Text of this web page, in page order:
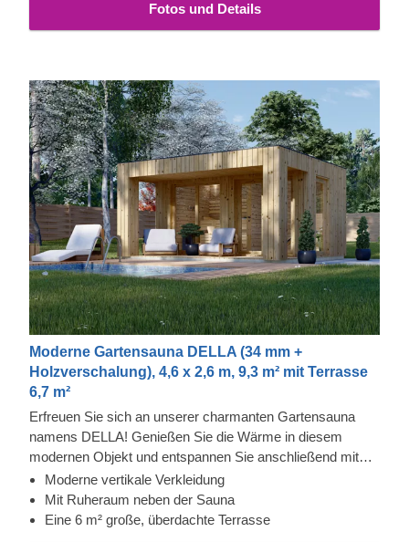
Fotos und Details
Moderne Gartensauna DELLA (34 mm +
Holzverschalung), 4,6 x 2,6 m, 9,3 m² mit Terrasse
6,7 m²
Erfreuen Sie sich an unserer charmanten Gartensauna
namens DELLA! Genießen Sie die Wärme in diesem
modernen Objekt und entspannen Sie anschließend mit
Ihrer Familie und Freunden auf der überdachten Terrasse.
Die Fassadenverkleidung ist eine zusätzliche Schicht, die
zur Robustheit und Isolierung der Konstruktion beiträgt und
Moderne vertikale Verkleidung
Mit Ruheraum neben der Sauna
Eine 6 m² große, überdachte Terrasse